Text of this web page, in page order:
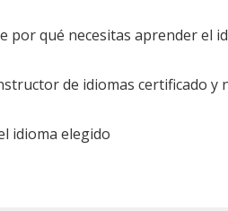
por qué necesitas aprender el
de idiomas certificado y
idioma elegido